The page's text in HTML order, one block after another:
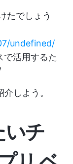
たでしょう
undefined/
で活用するた
しよう。
チ